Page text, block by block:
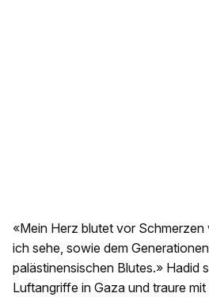
«Mein Herz blutet vor Schmerzen
ich sehe, sowie dem
palästinensischen Blutes.» Hadid
Luftangriffe in Gaza und traure mit